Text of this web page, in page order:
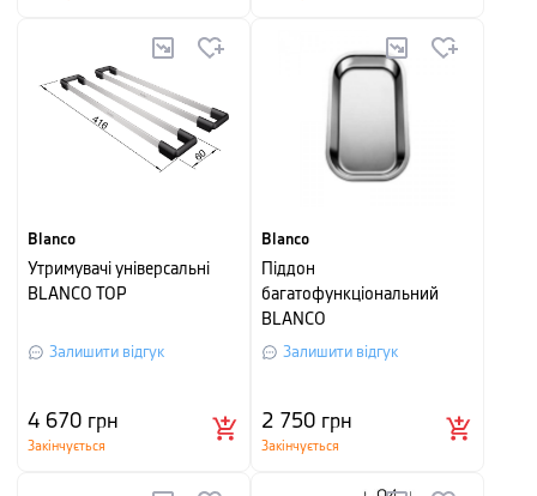
Blanco
Утримувачі універсальні
BLANCO TOP
Залишити відгук
4 670 грн
Закінчується
Blanco
Піддон
багатофункціональний
BLANCO
Залишити відгук
2 750 грн
Закінчується